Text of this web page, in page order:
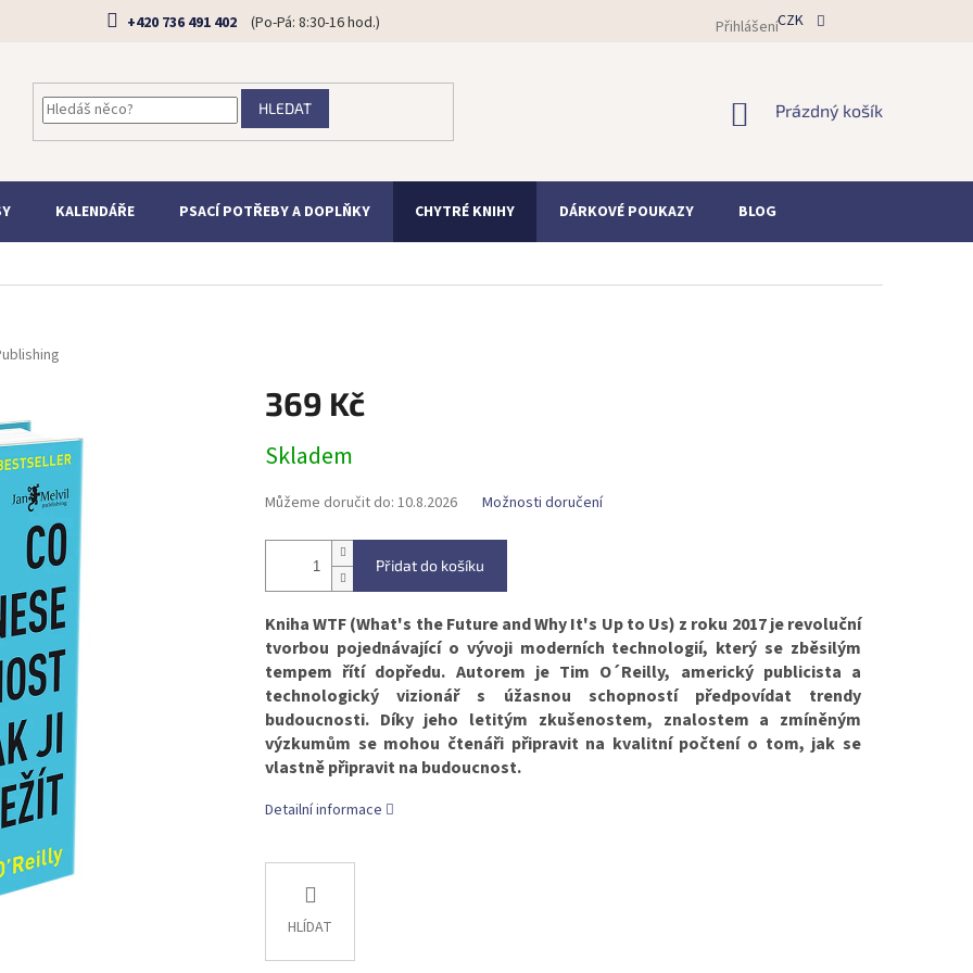
+420 736 491 402 CZK
Přihlášení
HLEDAT
NÁKUPNÍ
Prázdný košík
KALENDÁŘE PSACÍ POTŘEBY A DOPLŇKY CHYTRÉ KNIHY DÁRKOVÉ POUKAZY BLOG
369 Kč
cena:
Skladem
Můžeme doručit do: 10.8.2026 Možnosti doručení
Přidat do košíku
Kniha WTF (What's the Future and Why It's Up to Us) z roku 2017 je revoluční
tvorbou pojednávající o vývoji moderních technologií, který se zběsilým
tempem řítí dopředu. Autorem je Tim O´Reilly, americký publicista a
technologický vizionář s úžasnou schopností předpovídat trendy
budoucnosti. Díky jeho letitým zkušenostem, znalostem a zmíněným
výzkumům se mohou čtenáři připravit na kvalitní počtení o tom, jak se
vlastně připravit na budoucnost.
Detailní informace
HLÍDAT